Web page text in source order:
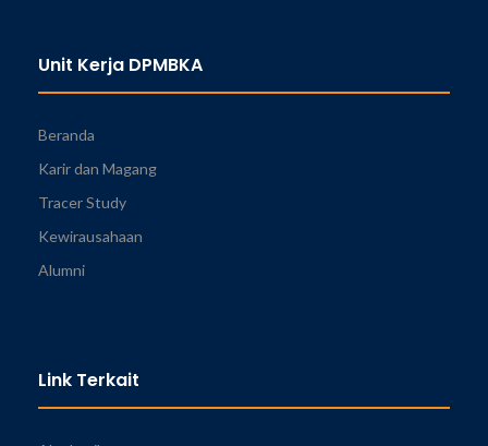
Unit Kerja DPMBKA
Beranda
Karir dan Magang
Tracer Study
Kewirausahaan
Alumni
Link Terkait